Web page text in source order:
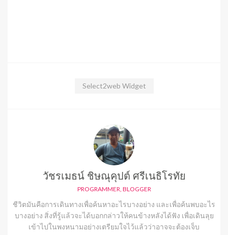
Select2web Widget
วัชรเมธน์ ชิษณุคุปต์ ศรีเนธิโรทัย
PROGRAMMER, BLOGGER
ชีวิตมันคือการเดินทางเพื่อค้นหาอะไรบางอย่าง และเพื่อค้นพบอะไร
บางอย่าง สิ่งที่รู้แล้วจะได้บอกกล่าวให้คนข้างหลังได้ฟัง เพื่อเดินลุย
เข้าไปในพงหนามอย่างเตรียมใจไว้แล้วว่าอาจจะต้องเจ็บ